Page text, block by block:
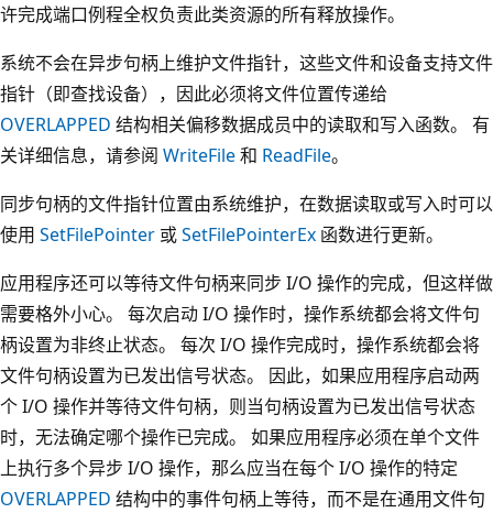
许完成端口例程全权负责此类资源的所有释放操作。
系统不会在异步句柄上维护文件指针，这些文件和设备支持文件
指针（即查找设备），因此必须将文件位置传递给
OVERLAPPED 结构相关偏移数据成员中的读取和写入函数。 有
关详细信息，请参阅 WriteFile和 ReadFile。
同步句柄的文件指针位置由系统维护，在数据读取或写入时可以
使用 SetFilePointer 或SetFilePointerEx 函数进行更新。
应用程序还可以等待文件句柄来同步 I/O 操作的完成，但这样做
需要格外小心。 每次启动 I/O 操作时，操作系统都会将文件句
柄设置为非终止状态。 每次 I/O 操作完成时，操作系统都会将
文件句柄设置为已发出信号状态。 因此，如果应用程序启动两
个 I/O 操作并等待文件句柄，则当句柄设置为已发出信号状态
时，无法确定哪个操作已完成。 如果应用程序必须在单个文件
上执行多个异步 I/O 操作，那么应当在每个 I/O 操作的特定
OVERLAPPED 结构中的事件句柄上等待，而不是在通用文件句